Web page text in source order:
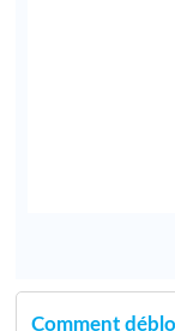
Comment